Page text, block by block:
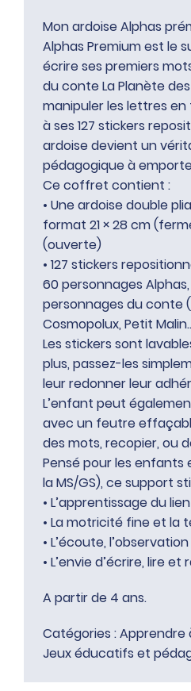
Mon ardoise Alphas
Alphas Premium est le
écrire ses premiers
du conte La Planète
manipuler les lettres
à ses 127 stickers
ardoise devient un
pédagogique à
Ce coffret contient :
• Une ardoise double
format 21 × 28 cm
(ouverte)
• 127 stickers
60 personnages
personnages du conte
Cosmopolux, Petit
Les stickers sont
plus, passez-les
leur redonner leur
L’enfant peut
avec un feutre
des mots, recopier, ou
Pensé pour les enfants
la MS/GS), ce support
• L’apprentissage du
• La motricité fine et la
• L’écoute,
• L’envie d’écrire, lire
A partir de 4 ans.
Catégories :Apprendre
Jeux éducatifs et